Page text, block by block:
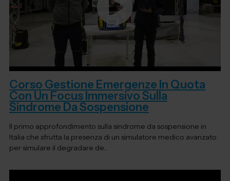
Corso Gestione Emergenze In Quota
Con Un Focus Immersivo Sulla
Sindrome Da Sospensione
Il primo approfondimento sulla sindrome da sospensione in
Italia che sfrutta la presenza di un simulatore medico avanzato
per simulare il degradare de...